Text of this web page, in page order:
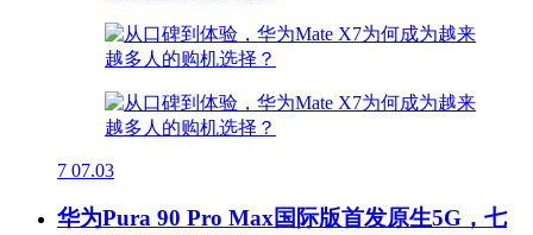
7 07.03
华为Pura 90 Pro Max国际版首发原生5G，七